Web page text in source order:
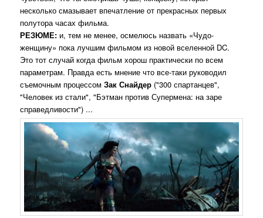
несколько смазывает впечатление от прекрасных первых
полутора часах фильма.
РЕЗЮМЕ: и, тем не менее, осмелюсь назвать «Чудо-
женщину» пока лучшим фильмом из новой вселенной DC.
Это тот случай когда фильм хорош практически по всем
параметрам. Правда есть мнение что все-таки руководил
съемочным процессом Зак Снайдер ("300 спартанцев",
"Человек из стали", "Бэтман против Супермена: на заре
справедливости") ...